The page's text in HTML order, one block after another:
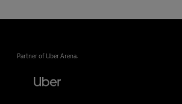
Partner of Uber Arena: